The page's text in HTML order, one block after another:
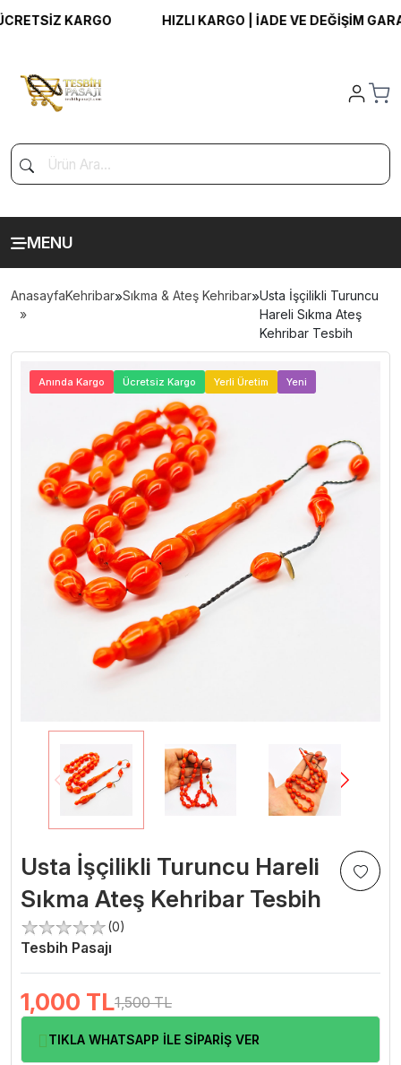
KARGO HIZLI KARGO | İADE VE DEĞİŞİM
MENU
AnasayfaKehribar»Sıkma & Ateş Kehribar»Usta İşçilikli Turuncu
Hareli Sıkma Ateş
Kehribar Tesbih
Anında Kargo Ücretsiz Kargo Yerli Üretim Yeni
Usta İşçilikli Turuncu Hareli
Sıkma Ateş Kehribar Tesbih
(0)
Tesbih Pasajı
1,000 TL1,500 TL
TIKLA WHATSAPP İLE SİPARİŞ VER